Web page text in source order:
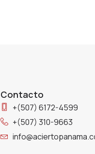
Contacto
+(507) 6172-4599
+(507) 310-9663